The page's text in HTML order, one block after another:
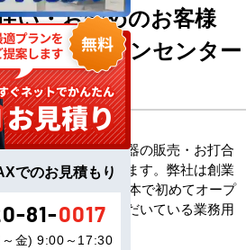
い・お勤めのお客様
門店エアコンセンター
エアコン・空調機器の販売・お打合
まで一貫して承ります。弊社は創業
調のネット販売を日本で初めてオープ
信頼・ご愛顧いただいている業務用
プです。
でのお見積もり
81-0017
金) 9:00～17:30